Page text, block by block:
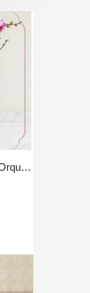
Arreglo ANTONELLO: Orquídea Phalaenopsis y Frutas Selectas 🌿